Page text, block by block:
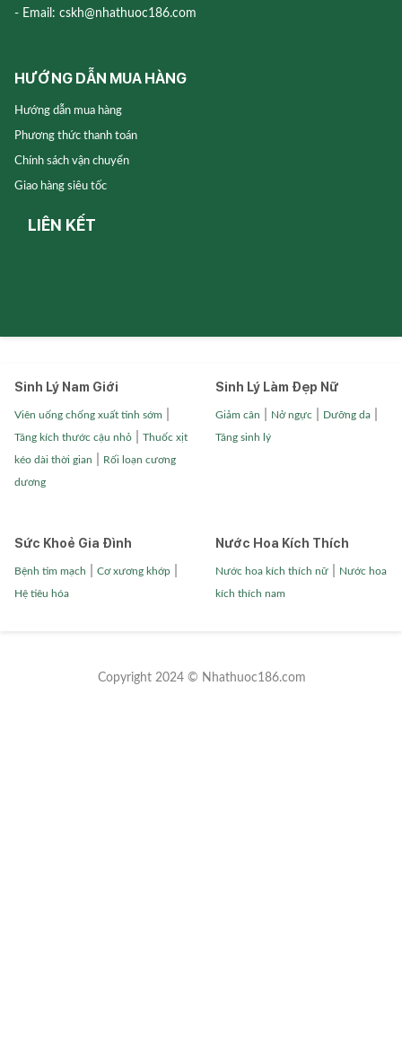
- Email: cskh@nhathuoc186.com
HƯỚNG DẪN MUA HÀNG
Hướng dẫn mua hàng
Phương thức thanh toán
Chính sách vận chuyển
Giao hàng siêu tốc
LIÊN KẾT
Sinh Lý Nam Giới
Viên uống chống xuất tinh sớm
Tăng kích thước cậu nhỏ| Thuốc xịt
kéo dài thời gian Rối loạn cương
dương
Sinh Lý Làm Đẹp Nữ
Giảm cân Nở ngực Dưỡng da|
Tăng sinh lý
Sức Khoẻ Gia Đình
Bệnh tim mạch Cơ xương khớp|
Hệ tiêu hóa
Nước Hoa Kích Thích
Nước hoa kích thích nữ| Nước hoa
kích thích nam
Copyright 2024 © Nhathuoc186.com